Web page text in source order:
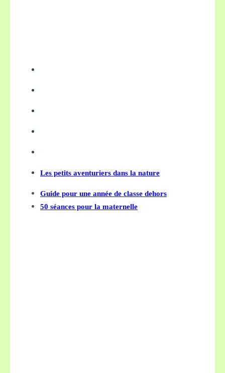
Les petits aventuriers dans la nature
Guide pour une année de classe dehors
50 séances pour la maternelle